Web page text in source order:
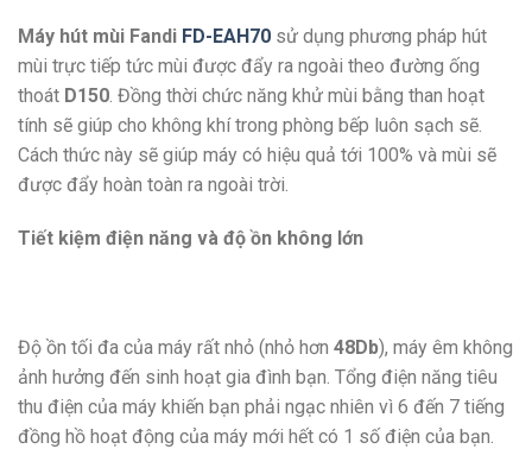
Máy hút mùi Fandi FD-EAH70 sử dụng phương pháp hút
mùi trực tiếp tức mùi được đẩy ra ngoài theo đường ống
thoát D150 . Đồng thời chức năng khử mùi bằng than hoạt
tính sẽ giúp cho không khí trong phòng bếp luôn sạch sẽ.
Cách thức này sẽ giúp máy có hiệu quả tới 100% và mùi sẽ
được đẩy hoàn toàn ra ngoài trời.
Tiết kiệm điện năng và độ ồn không lớn
Độ ồn tối đa của máy rất nhỏ (nhỏ hơn 48Db), máy êm không
ảnh hưởng đến sinh hoạt gia đình bạn. Tổng điện năng tiêu
thu điện của máy khiến bạn phải ngạc nhiên vì 6 đến 7 tiếng
đồng hồ hoạt động của máy mới hết có 1 số điện của bạn.